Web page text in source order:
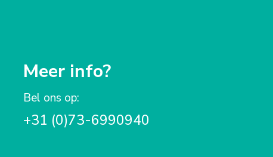
Meer info?
Bel ons op:
+31 (0)73-6990940